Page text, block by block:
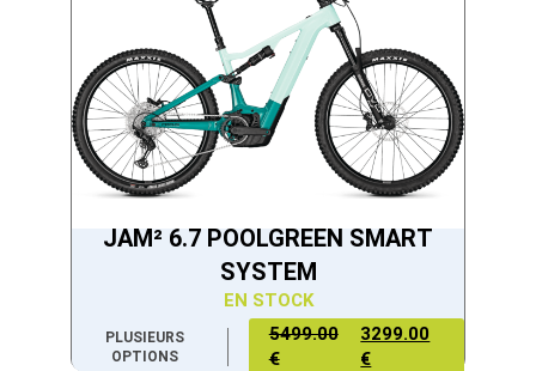
JAM² 6.7 POOLGREEN SMART
SYSTEM
EN STOCK
PLUSIEURS
OPTIONS
5499.00
€
3299.00
€